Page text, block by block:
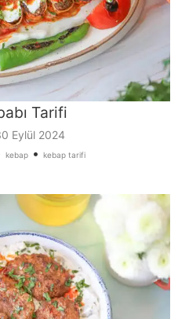
Tarifi
Eylül 2024
kebap• kebap tarifi